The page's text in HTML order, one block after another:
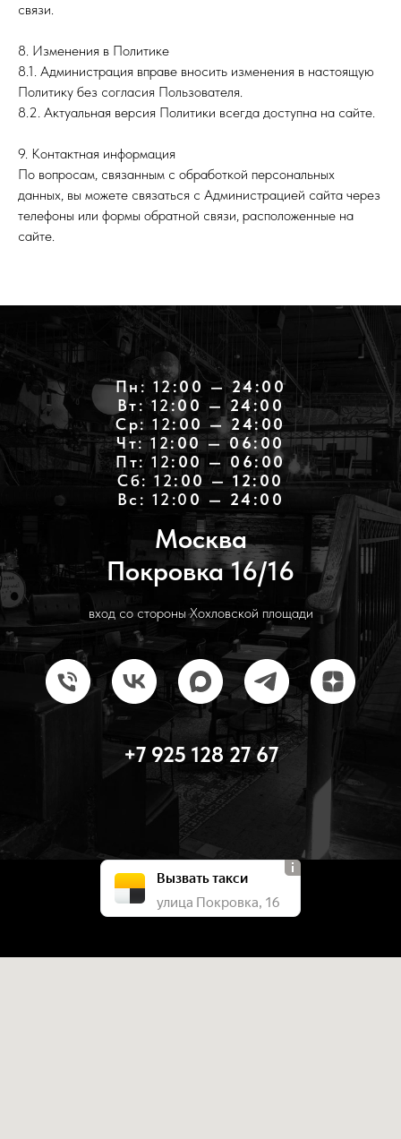
связи.
8. Изменения в Политике
8.1. Администрация вправе вносить изменения в настоящую
Политику без согласия Пользователя.
8.2. Актуальная версия Политики всегда доступна на сайте.
9. Контактная информация
По вопросам, связанным с обработкой персональных
данных, вы можете связаться с Администрацией сайта через
телефоны или формы обратной связи, расположенные на
сайте.
Пн: 12:00 — 24:00
Вт: 12:00 — 24:00
Ср: 12:00 — 24:00
Чт: 12:00 — 06:00
Пт: 12:00 — 06:00
Cб: 12:00 — 12:00
Вс: 12:0 0 — 24:00
Москва
Покровка 16/16
вход со стороны Хохловской площади
+7 925 128 27 67
Вызвать такси
улица Покровка, 16